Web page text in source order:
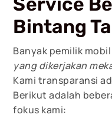
Bintang
Banyak pemilik
yang dikerjakan
Kami transparansi
Berikut adalah
fokus kami: